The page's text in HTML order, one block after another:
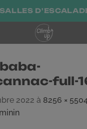
full-
2022 à 8256 ×